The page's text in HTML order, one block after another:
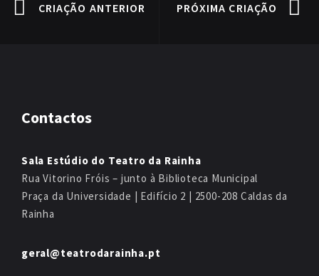
CRIAÇÃO ANTERIOR PRÓXIMA CRIAÇÃO
Contactos
Sala Estúdio do Teatro da Rainha
Rua Vitorino Fróis – junto à Biblioteca Municipal
Praça da Universidade | Edifício 2 | 2500-208 Caldas da
Rainha
geral@teatrodarainha.pt